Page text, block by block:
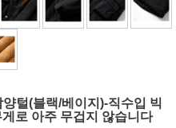
털(블랙/베이지)-직수입 빅
로 아주 무겁지 않습니다